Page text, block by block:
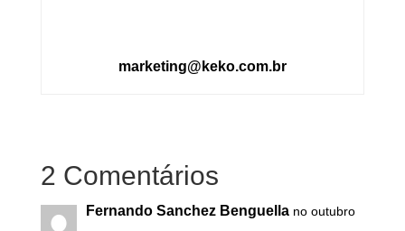
marketing@keko.com.br
2 Comentários
Fernando Sanchez Benguella no outubro